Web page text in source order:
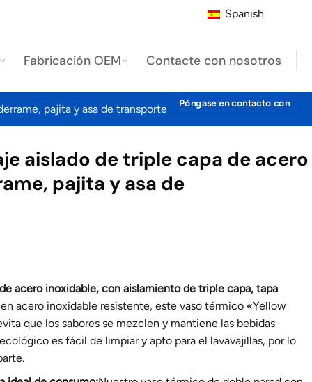
Spanish
Fabricación OEM Contacte con nosotros
Póngase en contacto con
pajita y asa de transporte1081619T
aislado de triple capa de acero
pajita y asa de
acero inoxidable, con aislamiento de triple capa, tapa
acero inoxidable resistente, este vaso térmico «Yellow
que los sabores se mezclen y mantiene las bebidas
es fácil de limpiar y apto para el lavavajillas, por lo